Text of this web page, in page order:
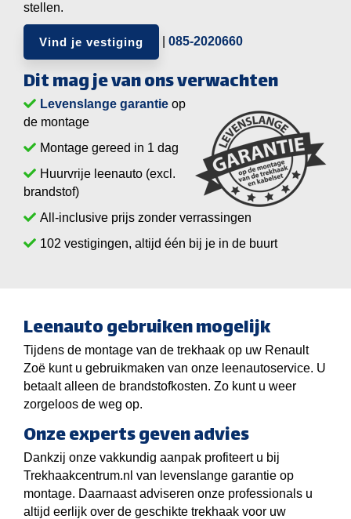
stellen.
Vind je vestiging 085-2020660
Dit mag je van ons verwachten
Levenslange garantie op
de montage
Montage gereed in 1 dag
Huurvrije leenauto (excl.
brandstof)
All-inclusive prijs zonder verrassingen
vestigingen, altijd één bij je in de buurt
Leenauto gebruiken mogelijk
Tijdens de montage van de trekhaak op uw Renault
Zoë kunt u gebruikmaken van onze leenautoservice. U
betaalt alleen de brandstofkosten. Zo kunt u weer
zorgeloos de weg op.
Onze experts geven advies
Dankzij onze vakkundig aanpak profiteert u bij
Trekhaakcentrum.nl van levenslange garantie op
montage. Daarnaast adviseren onze professionals u
altijd eerlijk over de geschikte trekhaak voor uw